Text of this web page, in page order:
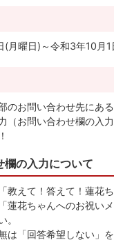
月曜日)～令和3年10月1
のお問い合わせ先にあ
（お問い合わせ欄の入
欄の入力について
教えて！答えて！蓮花
蓮花ちゃんへのお祝い
。
は「回答希望しない」を